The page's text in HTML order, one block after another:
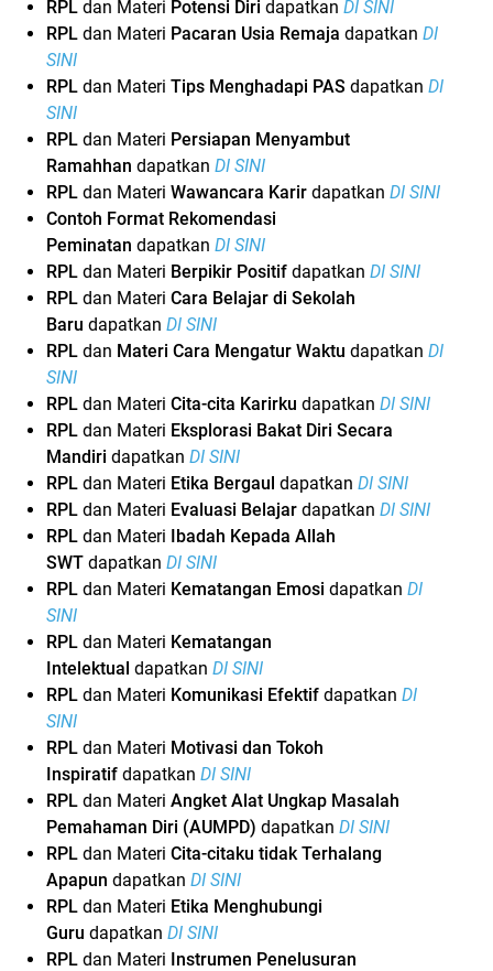
RPL dan Materi Potensi Diri dapatkan DI SINI
RPL dan Materi Pacaran Usia Remaja dapatkan DI
SINI
RPL dan Materi Tips Menghadapi PAS dapatkan DI
SINI
RPL dan Materi Persiapan Menyambut
Ramahhan dapatkan DI SINI
RPL dan Materi Wawancara Karir dapatkan DI SINI
Contoh Format Rekomendasi
Peminatan dapatkan DI SINI
RPL dan Materi Berpikir Positif dapatkan DI SINI
RPL dan Materi Cara Belajar di Sekolah
Baru dapatkan DI SINI
RPL dan Materi Cara Mengatur Waktu dapatkan DI
SINI
RPL dan Materi Cita-cita Karirku dapatkan DI SINI
RPL dan Materi Eksplorasi Bakat Diri Secara
Mandiri dapatkan DI SINI
RPL dan Materi Etika Bergaul dapatkan DI SINI
RPL dan Materi Evaluasi Belajar dapatkan DI SINI
RPL dan Materi Ibadah Kepada Allah
SWT dapatkan DI SINI
RPL dan Materi Kematangan Emosi dapatkan DI
SINI
RPL dan Materi Kematangan
Intelektual dapatkan DI SINI
RPL dan Materi Komunikasi Efektif dapatkan DI
SINI
RPL dan Materi Motivasi dan Tokoh
Inspiratif dapatkan DI SINI
RPL dan Materi Angket Alat Ungkap Masalah
Pemahaman Diri (AUMPD) dapatkan DI SINI
RPL dan Materi Cita-citaku tidak Terhalang
Apapun dapatkan DI SINI
RPL dan Materi Etika Menghubungi
Guru dapatkan DI SINI
RPL dan Materi Instrumen Penelusuran